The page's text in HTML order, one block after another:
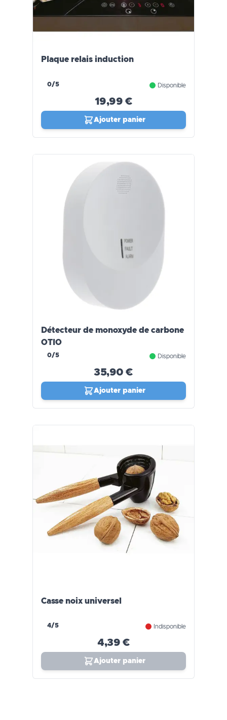
Plaque relais induction
0/5 Disponible
19,99 €
Ajouter panier
Détecteur de monoxyde de carbone
OTIO
0/5 Disponible
35,90 €
Ajouter panier
Casse noix universel
4/5 Indisponible
4,39 €
Ajouter panier